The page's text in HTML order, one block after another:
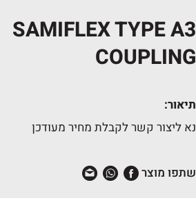
SAMIFLEX TYPE A3
COUPLING
תיאור:
נא ליצור קשר לקבלת מחיר מעודכן
שתפו מוצר